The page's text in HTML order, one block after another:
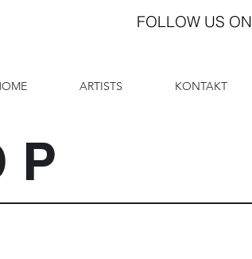
FOLLOW US ON
ARTISTS KONTAKT
P